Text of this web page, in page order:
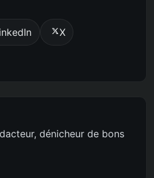
X
dénicheur de bons